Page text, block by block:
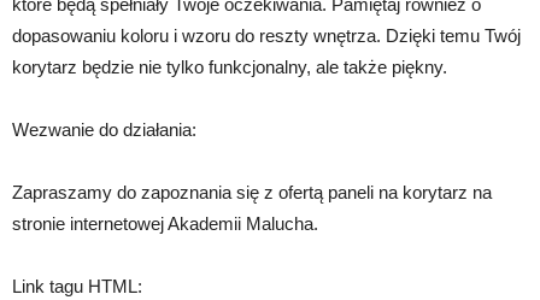
które będą spełniały Twoje oczekiwania. Pamiętaj również o
dopasowaniu koloru i wzoru do reszty wnętrza. Dzięki temu Twój
korytarz będzie nie tylko funkcjonalny, ale także piękny.
Wezwanie do działania:
Zapraszamy do zapoznania się z ofertą paneli na korytarz na
stronie internetowej Akademii Malucha.
Link tagu HTML: